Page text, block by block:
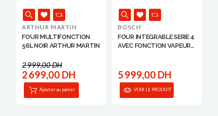
ARTHUR MARTIN
FOUR MULTIFONCTION
56L NOIR ARTHUR MARTIN
2 999,00 DH
2 699,00 DH
Ajouter au panier
BOSCH
FOUR INTEGRABLE SERIE 4
AVEC FONCTION VAPEUR
5 999,00 DH
VOIR LE PRODUIT